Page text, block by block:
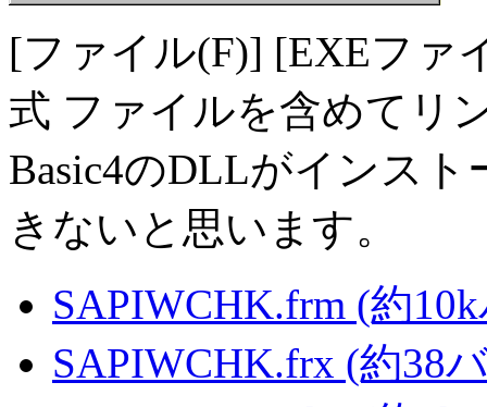
[ファイル(F)] [EXEファ
式 ファイルを含めてリ
Basic4のDLLがインス
きないと思います。
SAPIWCHK.frm (約
SAPIWCHK.frx (約38